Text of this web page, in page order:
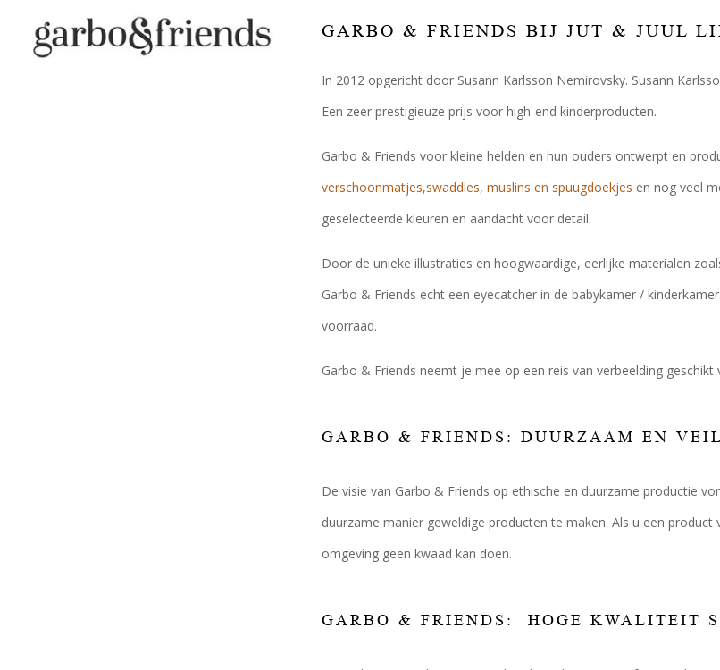
GARBO & FRIENDS BIJ JUT & JUUL
In 2012 opgericht door Susann Karlsson Nemirovsky. Susann
Een zeer prestigieuze prijs voor high-end kinderproducten.
Garbo & Friends voor kleine helden en hun ouders ontwerpt en
verschoonmatjes,swaddles, muslins en spuugdoekjes en nog veel
geselecteerde kleuren en aandacht voor detail.
Door de unieke illustraties en hoogwaardige, eerlijke materialen
Garbo & Friends echt een eyecatcher in de babykamer /
voorraad.
Garbo & Friends neemt je mee op een reis van verbeelding
GARBO & FRIENDS: DUURZAAM EN
De visie van Garbo & Friends op ethische en duurzame productie
duurzame manier geweldige producten te maken. Als u een
omgeving geen kwaad kan doen.
GARBO & FRIENDS: HOGE KWALITEIT